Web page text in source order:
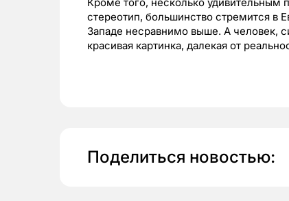
стереотип, большинство стремится в
Западе несравнимо выше. А человек,
красивая картинка, далекая от
Поделиться новостью: